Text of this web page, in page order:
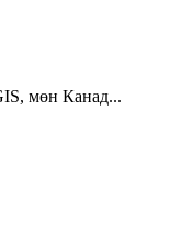
мөн Канад...